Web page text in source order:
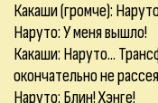
Какаши (громче):
Наруто: У меня вышло!
Какаши: Наруто...
окончательно не
Наруто: Блин! Хэнге!